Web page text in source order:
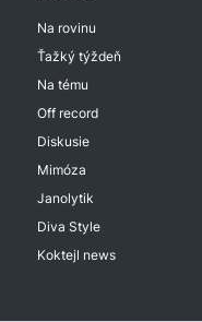
Na rovinu
Ťažký týždeň
Na tému
Off record
Diskusie
Mimóza
Janolytik
Diva Style
Koktejl news